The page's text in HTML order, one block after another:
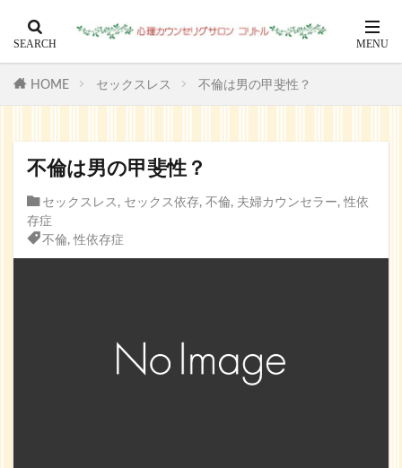
HOME セックスレス 不倫は男の甲斐性？
不倫は男の甲斐性？
セックスレス , セックス依存, 不倫, 夫婦カウンセラー,性依
存症
不倫,性依存症